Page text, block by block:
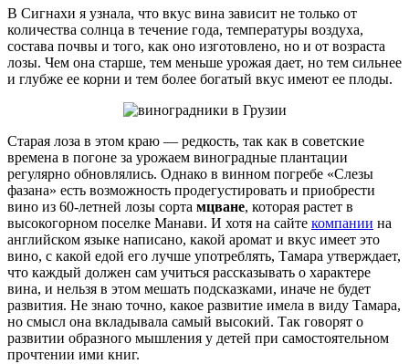
В Сигнахи я узнала, что вкус вина зависит не только от
количества солнца в течение года, температуры воздуха,
состава почвы и того, как оно изготовлено, но и от возраста
лозы. Чем она старше, тем меньше урожая дает, но тем сильнее
и глубже ее корни и тем более богатый вкус имеют ее плоды.
Старая лоза в этом краю — редкость, так как в советские
времена в погоне за урожаем виноградные плантации
регулярно обновлялись. Однако в винном погребе «Слезы
фазана» есть возможность продегустировать и приобрести
вино из 60-летней лозы сорта мцване, которая растет в
высокогорном поселке Манави. И хотя на сайте компании на
английском языке написано, какой аромат и вкус имеет это
вино, с какой едой его лучше употреблять, Тамара утверждает,
что каждый должен сам учиться рассказывать о характере
вина, и нельзя в этом мешать подсказками, иначе не будет
развития. Не знаю точно, какое развитие имела в виду Тамара,
но смысл она вкладывала самый высокий. Так говорят о
развитии образного мышления у детей при самостоятельном
прочтении ими книг.